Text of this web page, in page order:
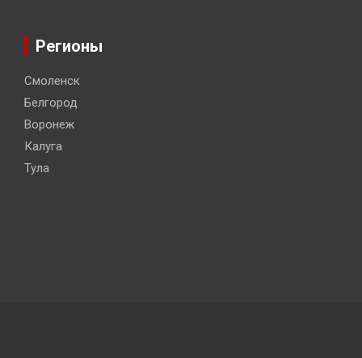
Регионы
Смоленск
Белгород
Воронеж
Калуга
Тула